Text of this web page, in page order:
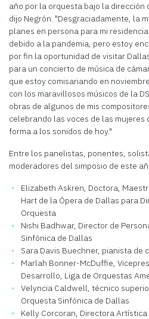
año por la orquesta bajo la dirección
dijo Negrón. "Desgraciadamente, la
planes en persona para mi
debido a la pandemia, pero estoy
por fin la oportunidad de visitar
para un concierto de música de
que estoy comisariando en
con los maravillosos músicos de la
obras de algunos de mis
celebrando las voces de las mujeres
forma a los sonidos de hoy."
Entre los panelistas, ponentes,
moderadores del simposio de este
Elizabeth Askren, Doctora,
Hart de la Ópera de Dallas para
Orquesta
Nishi Badhwar, Director de
Sinfónica de Dallas
Sara Davis Buechner, pianista de
Marlah Bonner-McDuffie,
Desarrollo, Liga de Orquestas
Velyncia Caldwell, técnico
Orquesta Sinfónica de Dallas
Kelly Corcoran, Directora